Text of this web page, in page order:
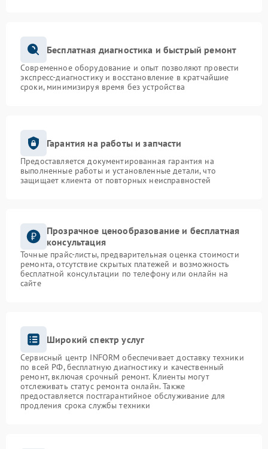
Бесплатная диагностика и быстрый ремонт
Современное оборудование и опыт позволяют провести
экспресс-диагностику и восстановление в кратчайшие
сроки, минимизируя время без устройства
Гарантия на работы и запчасти
Предоставляется документированная гарантия на
выполненные работы и установленные детали, что
защищает клиента от повторных неисправностей
Прозрачное ценообразование и бесплатная
консультация
Точные прайс-листы, предварительная оценка стоимости
ремонта, отсутствие скрытых платежей и возможность
бесплатной консультации по телефону или онлайн на
сайте
Широкий спектр услуг
Сервисный центр INFORM обеспечивает доставку техники
по всей РФ, бесплатную диагностику и качественный
ремонт, включая срочный ремонт. Клиенты могут
отслеживать статус ремонта онлайн. Также
предоставляется постгарантийное обслуживание для
продления срока службы техники